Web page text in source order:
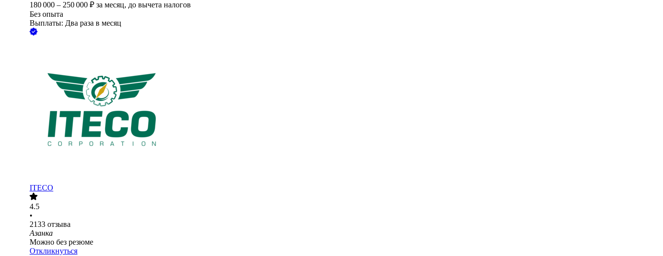
180 000 – 250 000 ₽ за месяц, до вычета налогов
Без опыта
Выплаты: Два раза в месяц
ITECO
4.5
•
2133 отзыва
Азанка
Можно без резюме
Откликнуться